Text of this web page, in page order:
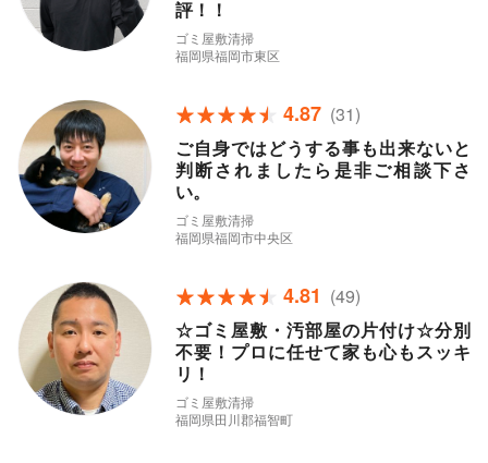
評！！
ゴミ屋敷清掃
福岡県福岡市東区
4.87 (31)
ご自身ではどうする事も出来ないと
判断されましたら是非ご相談下さ
い。
ゴミ屋敷清掃
福岡県福岡市中央区
4.81 (49)
☆ゴミ屋敷・汚部屋の片付け☆分別
不要！プロに任せて家も心もスッキ
リ！
ゴミ屋敷清掃
福岡県田川郡福智町